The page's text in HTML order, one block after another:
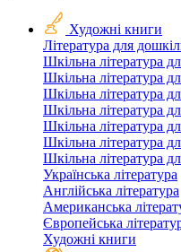
Художні книги
Література для
Шкільна література
Шкільна література
Шкільна література
Шкільна література
Шкільна література
Шкільна література
Шкільна література
Українська література
Англійська література
Американська
Європейська
Художні книги